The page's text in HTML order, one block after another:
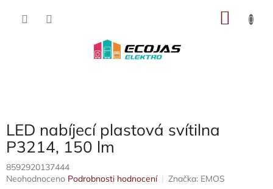
LED nabíjecí plastová svítilna
P3214, 150 lm
8592920137444
Průměrné
Neohodnoceno Podrobnosti hodnocení Značka: EMOS